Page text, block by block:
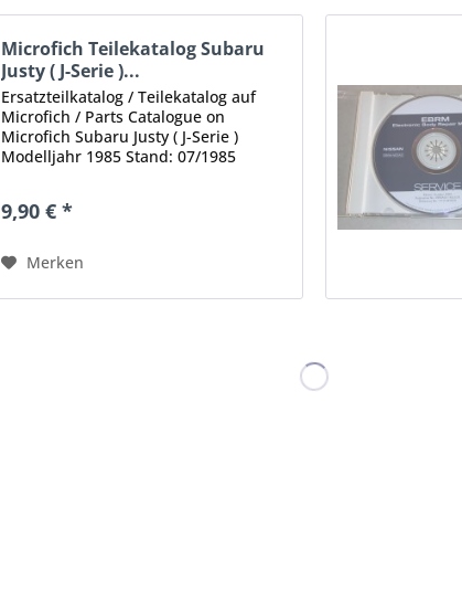
Microfich Teilekatalog Subaru
Justy ( J-Serie )...
Ersatzteilkatalog / Teilekatalog auf
Microfich / Parts Catalogue on
Microfich Subaru Justy ( J-Serie )
Modelljahr 1985 Stand: 07/1985
leichten Gebrauchsspuren...
9,90 € *
Merken